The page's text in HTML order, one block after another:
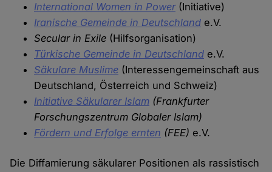
International Women in Power(Initiative)
Iranische Gemeinde in Deutschland e.V.
Secular in Exile (Hilfsorganisation)
Türkische Gemeinde in Deutschland e.V.
Säkulare Muslime (Interessengemeinschaft aus
Deutschland, Österreich und Schweiz)
Initiative Säkularer Islam (Frankfurter
Forschungszentrum Globaler Islam)
Fördern und Erfolge ernten (FEE) e.V.
Die Diffamierung säkularer Positionen als rassistisch